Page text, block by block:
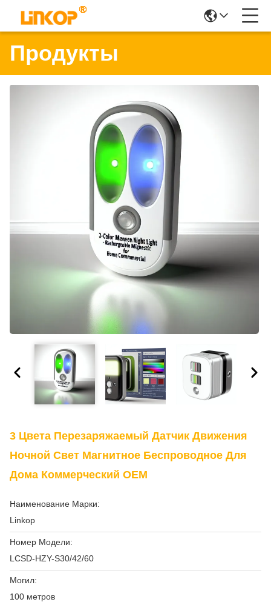
Продукты
3 Цвета Перезаряжаемый Датчик Движения
Ночной Свет Магнитное Беспроводное Для
Дома Коммерческий OEM
Наименование Марки:
Linkop
Номер Модели:
LCSD-HZY-S30/42/60
Могил:
100 метров